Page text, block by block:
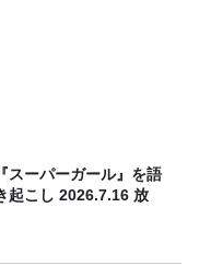
スーパーガール』を語
起こし 2026.7.16 放